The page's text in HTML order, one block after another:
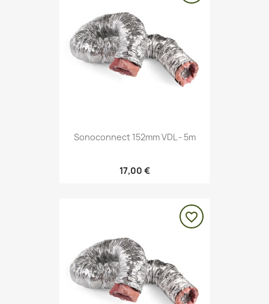
Sonoconnect 152mm VDL - 5m
17,00 €
favorite_border